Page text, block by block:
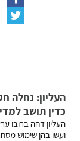
העליון: נחלה
כדין תושב
העליון דחה ברובו
ועשו בהן שימוש